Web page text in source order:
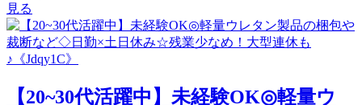
見る
【20~30代活躍中】未経験OK◎軽量ウ